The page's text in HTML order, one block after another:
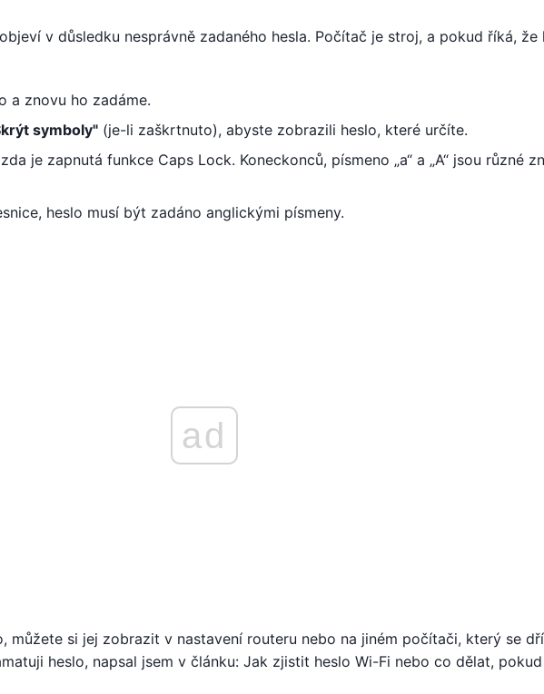
v důsledku nesprávně zadaného hesla. Počítač je stroj, a pokud říká, že
a znovu ho zadáme.
symboly" (je-li zaškrtnuto), abyste zobrazili heslo, které určíte.
je zapnutá funkce Caps Lock. Koneckonců, písmeno „a“ a „A“ jsou různé
heslo musí být zadáno anglickými písmeny.
ad
můžete si jej zobrazit v nastavení routeru nebo na jiném počítači, který se
heslo, napsal jsem v článku: Jak zjistit heslo Wi-Fi nebo co dělat,